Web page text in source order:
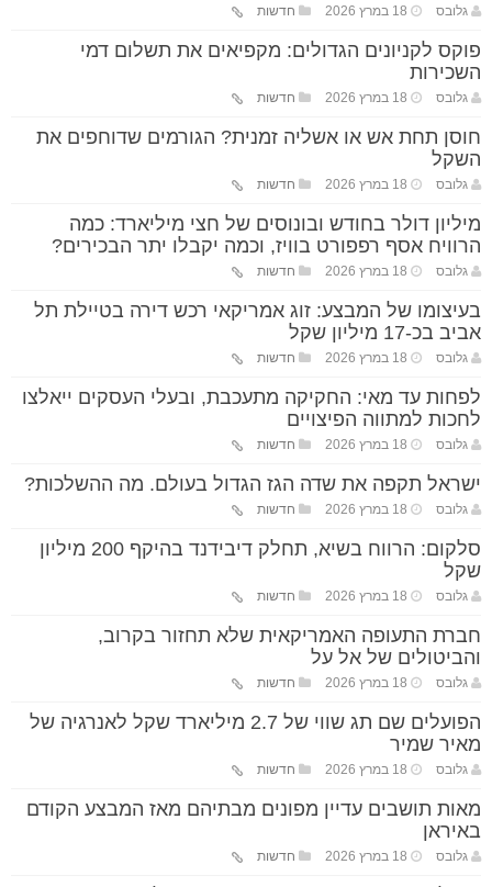
גלובס 18 במרץ 2026 חדשות
פוקס לקניונים הגדולים: מקפיאים את תשלום דמי
השכירות
גלובס 18 במרץ 2026 חדשות
חוסן תחת אש או אשליה זמנית? הגורמים שדוחפים את
השקל
גלובס 18 במרץ 2026 חדשות
מיליון דולר בחודש ובונוסים של חצי מיליארד: כמה
הרוויח אסף רפפורט בוויז, וכמה יקבלו יתר הבכירים?
גלובס 18 במרץ 2026 חדשות
בעיצומו של המבצע: זוג אמריקאי רכש דירה בטיילת תל
אביב בכ-17 מיליון שקל
גלובס 18 במרץ 2026 חדשות
לפחות עד מאי: החקיקה מתעכבת, ובעלי העסקים ייאלצו
לחכות למתווה הפיצויים
גלובס 18 במרץ 2026 חדשות
ישראל תקפה את שדה הגז הגדול בעולם. מה ההשלכות?
גלובס 18 במרץ 2026 חדשות
סלקום: הרווח בשיא, תחלק דיבידנד בהיקף 200 מיליון
שקל
גלובס 18 במרץ 2026 חדשות
חברת התעופה האמריקאית שלא תחזור בקרוב,
והביטולים של אל על
גלובס 18 במרץ 2026 חדשות
הפועלים שם תג שווי של 2.7 מיליארד שקל לאנרגיה של
מאיר שמיר
גלובס 18 במרץ 2026 חדשות
מאות תושבים עדיין מפונים מבתיהם מאז המבצע הקודם
באיראן
גלובס 18 במרץ 2026 חדשות